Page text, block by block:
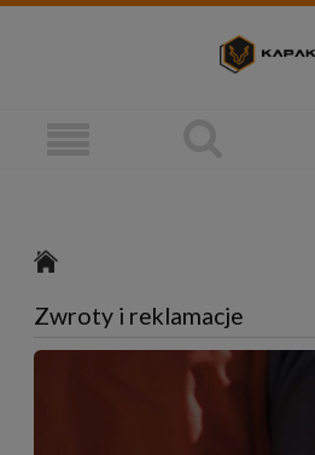
Zwroty i reklamacje